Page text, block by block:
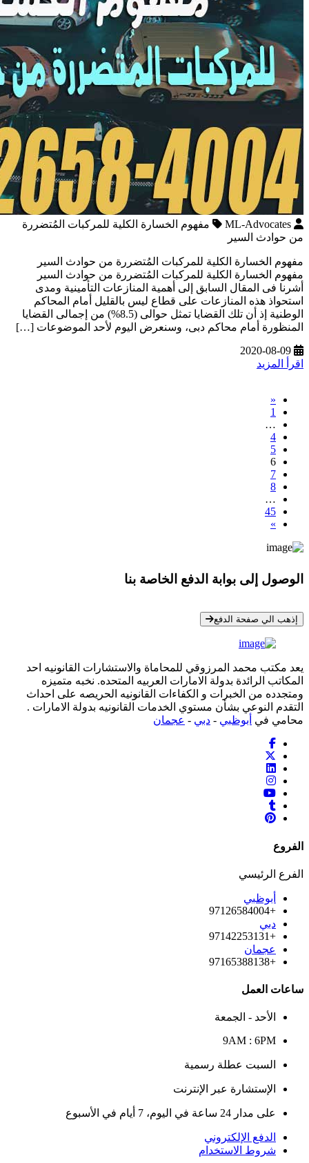
ML-Advocates
مفهوم الخسارة الكلية للمركبات المُتضررة
من حوادث السير
مفهوم الخسارة الكلية للمركبات المُتضررة من حوادث السير
مفهوم الخسارة الكلية للمركبات المُتضررة من حوادث السير
أشرنا فى المقال السابق إلى أهمية المنازعات التأمينية ومدى
استحواذ هذه المنازعات على قطاع ليس بالقليل أمام المحاكم
الوطنية إذ أن تلك القضايا تمثل حوالى (8.5%) من إجمالى القضايا
المنظورة أمام محاكم دبى، وسنعرض اليوم لأحد الموضوعات […]
2020-08-09
اقرأ المزيد
«
1
…
4
5
6
7
8
…
45
»
الوصول إلى بوابة الدفع الخاصة بنا
إذهب الي صفحة الدفع
يعد مكتب محمد المرزوقي للمحاماة والاستشارات القانونيه احد
المكاتب الرائدة بدولة الامارات العربيه المتحده. نخبه متميزه
ومتجدده من الخبرات و الكفاءات القانونيه الحريصه على احداث
التقدم النوعي بشأن مستوي الخدمات القانونيه بدولة الامارات .
محامي في أبوظبي - دبي - عجمان
الفروع
الفرع الرئيسي
أبوظبي
+97126584004
دبي
+97142253131
عجمان
+97165388138
ساعات العمل
الأحد - الجمعة
9AM : 6PM
السبت عطلة رسمية
الإستشارة عبر الإنترنت
على مدار 24 ساعة في اليوم، 7 أيام في الأسبوع
الدفع الإلكتروني
شروط الاستخدام